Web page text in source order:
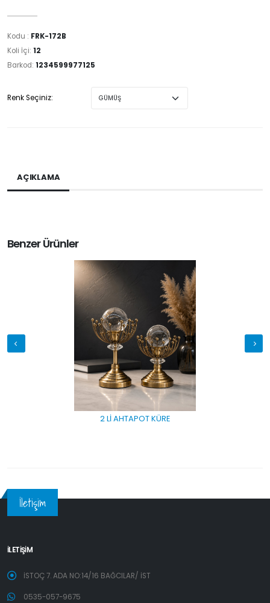
Kodu : FRK-172B
Koli İçi: 12
Barkod: 1234599977125
Renk Seçiniz:
AÇIKLAMA
Benzer Ürünler
2 Lİ AHTAPOT KÜRE
İletişim
İLETİŞİM
İSTOÇ 7. ADA NO:14/16 BAĞCILAR/ İST
0535-057-9675